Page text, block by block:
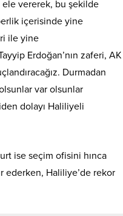
ele vererek, bu şekilde
içerisinde yine
ile yine
Erdoğan’nın zaferi, AK
Durmadan
var olsunlar
dolayı Haliliyeli
ise seçim ofisini hınca
ederken, Haliliye’de rekor